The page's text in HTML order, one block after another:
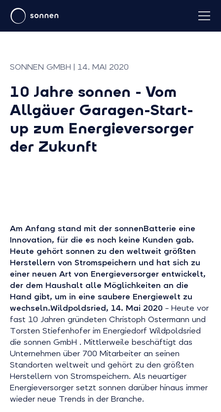
SONNEN GMBH | 14. MAI 2020
10 Jahre sonnen - Vom
Allgäuer Garagen-Start-
up zum Energieversorger
der Zukunft
Am Anfang stand mit der sonnenBatterie eine
Innovation, für die es noch keine Kunden gab.
Heute gehört sonnen zu den weltweit größten
Herstellern von Stromspeichern und hat sich zu
einer neuen Art von Energieversorger entwickelt,
der dem Haushalt alle Möglichkeiten an die
Hand gibt, um in eine saubere Energiewelt zu
wechseln.Wildpoldsried, 14. Mai 2020 – Heute vor
fast 10 Jahren gründeten Christoph Ostermann und
Torsten Stiefenhofer im Energiedorf Wildpoldsried
die sonnen GmbH . Mittlerweile beschäftigt das
Unternehmen über 700 Mitarbeiter an seinen
Standorten weltweit und gehört zu den größten
Herstellern von Stromspeichern. Als neuartiger
Energieversorger setzt sonnen darüber hinaus immer
wieder neue Trends in der Branche.